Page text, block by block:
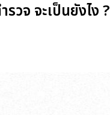
วจ จะเป็นยังไง ?